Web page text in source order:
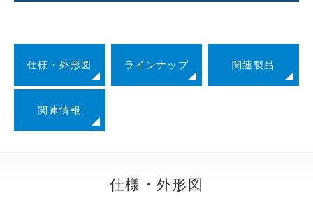
仕様・外形図 ラインナップ 関連製品
関連情報
仕様・外形図